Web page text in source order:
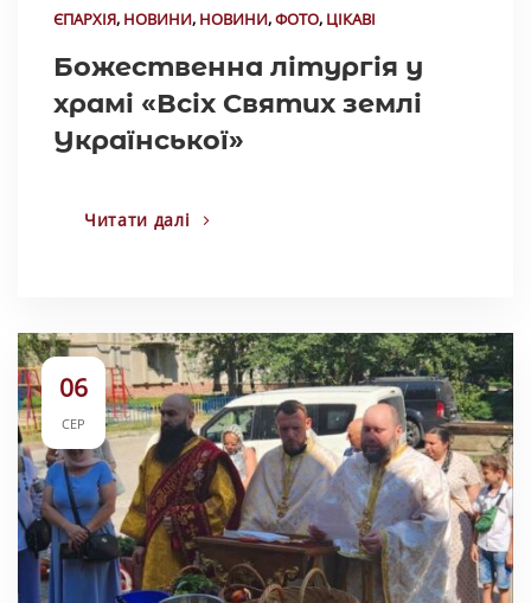
ЄПАРХІЯ, НОВИНИ, НОВИНИ,ФОТО, ЦІКАВІ
Божественна літургія у
храмі «Всіх Святих землі
Української»
Читати далі
06
СЕР